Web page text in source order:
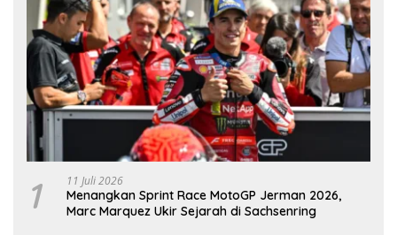
1 11 Juli 2026
Menangkan Sprint Race MotoGP Jerman 2026,
Marc Marquez Ukir Sejarah di Sachsenring